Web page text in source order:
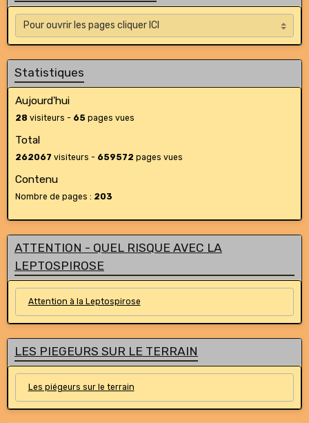
Statistiques
Aujourd'hui
28 visiteurs - 65 pages vues
Total
262067 visiteurs - 659572 pages vues
Contenu
Nombre de pages : 203
ATTENTION - QUEL RISQUE AVEC LA
LEPTOSPIROSE
Attention à la Leptospirose
LES PIEGEURS SUR LE TERRAIN
Les piégeurs sur le terrain